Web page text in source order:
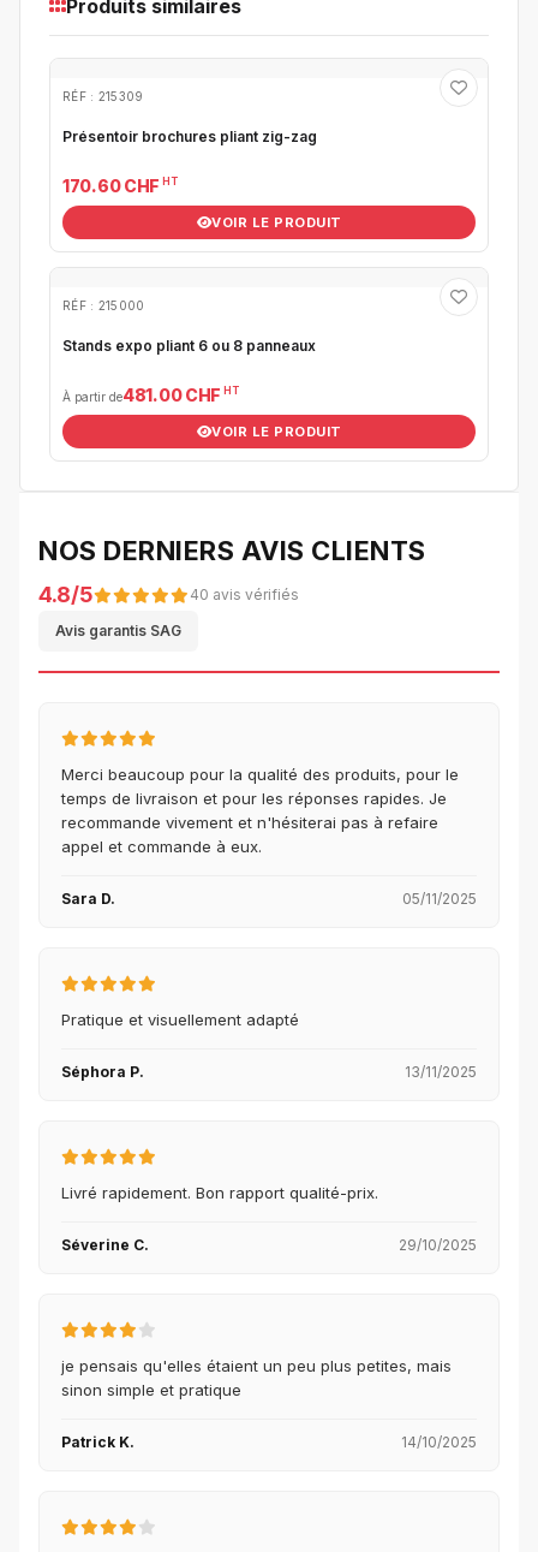
Produits similaires
RÉF : 215309
Présentoir brochures pliant zig-zag
170.60 CHF HT
VOIR LE PRODUIT
RÉF : 215000
Stands expo pliant 6 ou 8 panneaux
À partir de481.00 CHF HT
VOIR LE PRODUIT
NOS DERNIERS AVIS CLIENTS
4.8/5 40 avis vérifiés
Avis garantis SAG
Merci beaucoup pour la qualité des produits, pour le
temps de livraison et pour les réponses rapides. Je
recommande vivement et n'hésiterai pas à refaire
appel et commande à eux.
Sara D. 05/11/2025
Pratique et visuellement adapté
Séphora P. 13/11/2025
Livré rapidement. Bon rapport qualité-prix.
Séverine C. 29/10/2025
je pensais qu'elles étaient un peu plus petites, mais
sinon simple et pratique
Patrick K. 14/10/2025